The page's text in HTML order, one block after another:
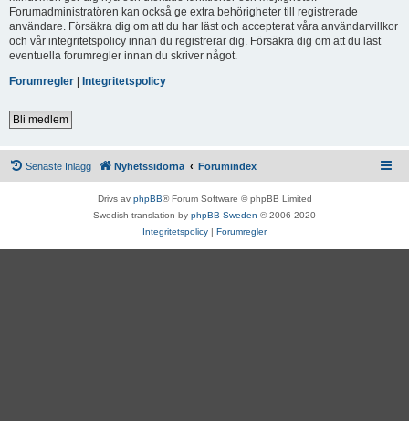
Forumadministratören kan också ge extra behörigheter till registrerade
användare. Försäkra dig om att du har läst och accepterat våra användarvillkor
och vår integritetspolicy innan du registrerar dig. Försäkra dig om att du läst
eventuella forumregler innan du skriver något.
Forumregler | Integritetspolicy
Bli medlem
Senaste Inlägg Nyhetssidorna Forumindex
Drivs av phpBB® Forum Software © phpBB Limited
Swedish translation by phpBB Sweden © 2006-2020
Integritetspolicy | Forumregler